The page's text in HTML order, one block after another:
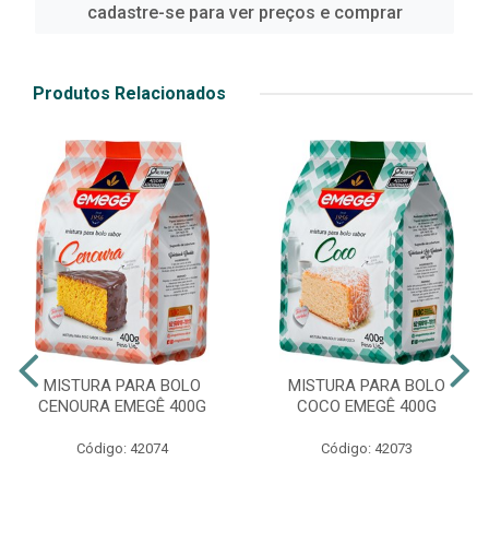
cadastre-se para ver preços e comprar
Produtos Relacionados
MISTURA PARA BOLO
CENOURA EMEGÊ 400G
Código: 42074
MISTURA PARA BOLO
COCO EMEGÊ 400G
Código: 42073